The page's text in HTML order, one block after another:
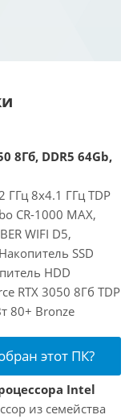
8Гб, DDR5 64Gb,
ГГц 8x4.1 ГГц TDP
CR-1000 MAX,
WIFI D5,
SSD
HDD
RTX 3050 8Гб TDP
80+ Bronze
этот ПК?
Intel
из семейства